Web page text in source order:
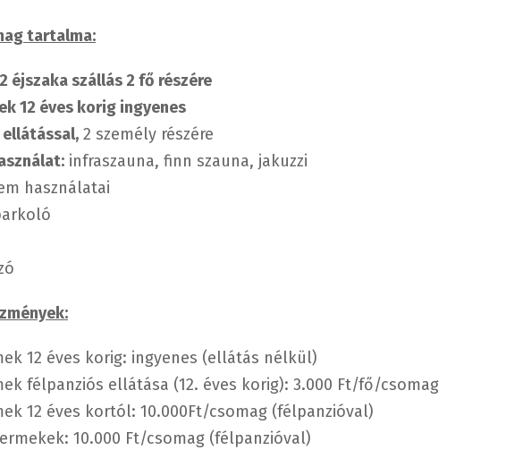
tartalma:
éjszaka szállás 2 fő részére
12 éves korig ingyenes
2 személy részére
infraszauna, finn szauna, jakuzzi
használatai
12 éves korig: ingyenes (ellátás nélkül)
félpanziós ellátása (12. éves korig): 3.000 Ft/fő/csomag
12 éves kortól: 10.000Ft/csomag (félpanzióval)
10.000 Ft/csomag (félpanzióval)